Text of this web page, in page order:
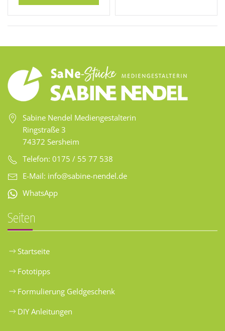
Sabine Nendel Mediengestalterin
Ringstraße 3
74372 Sersheim
Telefon: 0175 / 55 77 538
E-Mail: info@sabine-nendel.de
WhatsApp
Seiten
Startseite
Fototipps
Formulierung Geldgeschenk
DIY Anleitungen